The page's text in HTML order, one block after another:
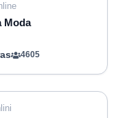
Moda
4605